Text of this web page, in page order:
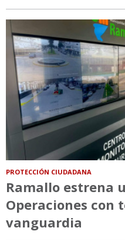
PROTECCIÓN CIUDADANA
Ramallo estrena
Operaciones con
vanguardia